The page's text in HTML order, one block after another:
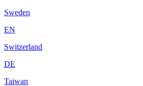
Sweden
EN
Switzerland
DE
Taiwan